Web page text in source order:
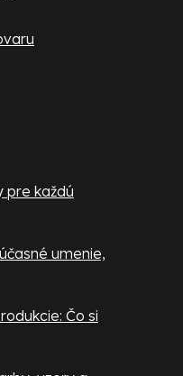
pre každú
umenie,
Čo si